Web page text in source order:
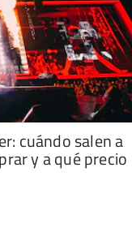
cuándo salen a
y a qué precio